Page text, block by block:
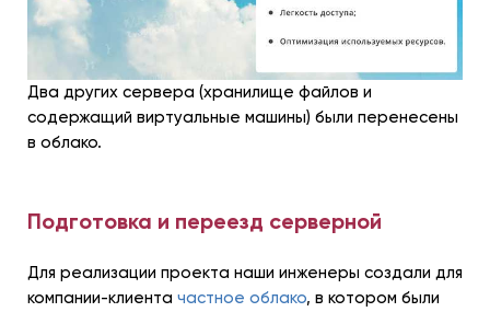
Два других сервера (хранилище файлов и
содержащий виртуальные машины) были перенесены
в облако.
Подготовка и переезд серверной
Для реализации проекта наши инженеры создали для
компании-клиента частное облако, в котором были